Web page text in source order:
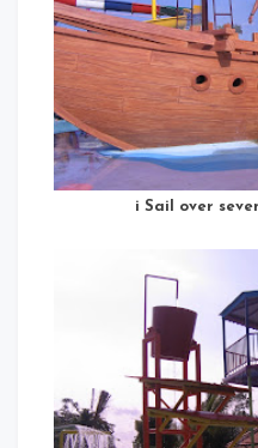
i Sail over